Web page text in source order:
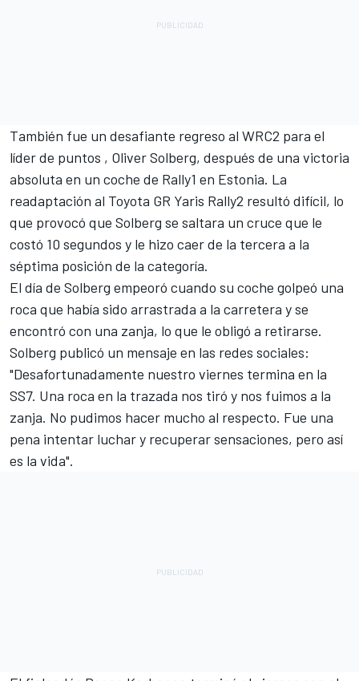
También fue un desafiante regreso al WRC2 para el
líder de puntos , Oliver Solberg, después de una victoria
absoluta en un coche de Rally1 en Estonia. La
readaptación al Toyota GR Yaris Rally2 resultó difícil, lo
que provocó que Solberg se saltara un cruce que le
costó 10 segundos y le hizo caer de la tercera a la
séptima posición de la categoría.
El día de Solberg empeoró cuando su coche golpeó una
roca que había sido arrastrada a la carretera y se
encontró con una zanja, lo que le obligó a retirarse.
Solberg publicó un mensaje en las redes sociales:
"Desafortunadamente nuestro viernes termina en la
SS7. Una roca en la trazada nos tiró y nos fuimos a la
zanja. No pudimos hacer mucho al respecto. Fue una
pena intentar luchar y recuperar sensaciones, pero así
es la vida".